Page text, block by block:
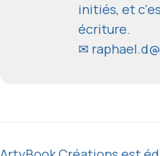
initiés, et
écriture.
✉